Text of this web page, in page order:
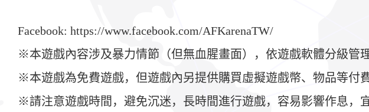
Facebook: https://www.facebook.com/AFKarenaTW/
※本遊戲內容涉及暴力情節（但無血腥畫面），依遊戲軟體分級管
※本遊戲為免費遊戲，但遊戲內另提供購買虛擬遊戲幣、物品等付
※請注意遊戲時間，避免沉迷，長時間進行遊戲，容易影響作息，